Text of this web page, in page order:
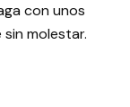
con unos
molestar.